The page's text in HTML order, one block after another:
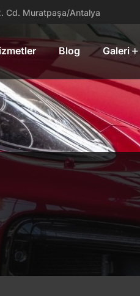
Cd. Muratpaşa/Antalya
Blog Galeri